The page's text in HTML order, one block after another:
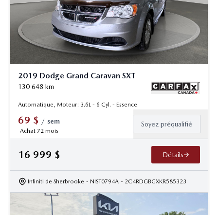
2019 Dodge Grand Caravan SXT
130 648 km
Automatique, Moteur: 3.6L - 6 Cyl. - Essence
69 $ / sem
Achat 72 mois
Soyez préqualifié
16 999 $ Détails
Infiniti de Sherbrooke - NIST0794A - 2C4RDGBGXKR585323